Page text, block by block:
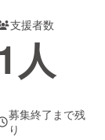
Creation
ュニティ
支援者数
人
募集終了まで残
り